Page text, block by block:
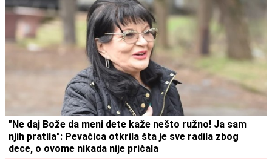
"Ne daj Bože da meni dete kaže nešto ružno! Ja sam
njih pratila": Pevačica otkrila šta je sve radila zbog
dece, o ovome nikada nije pričala